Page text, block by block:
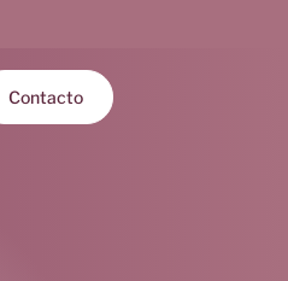
Contacto